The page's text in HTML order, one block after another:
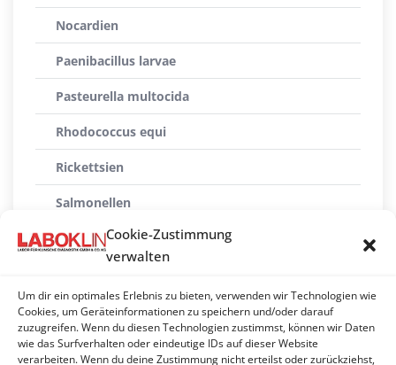
Cookie-Zustimmung
verwalten
Um dir ein optimales Erlebnis zu bieten, verwenden wir Technologien wie
Cookies, um Geräteinformationen zu speichern und/oder darauf
zuzugreifen. Wenn du diesen Technologien zustimmst, können wir Daten
wie das Surfverhalten oder eindeutige IDs auf dieser Website
verarbeiten. Wenn du deine Zustimmung nicht erteilst oder zurückziehst,
Nocardien
Paenibacillus larvae
Pasteurella multocida
Rhodococcus equi
Rickettsien
Salmonellen
Staphylokokken
Taylorellen
Treponema paraluiscuniculi